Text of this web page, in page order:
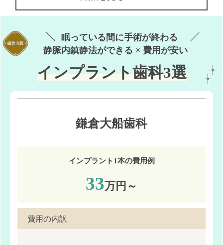
眠っている間に手術が終わる
静脈内鎮静法ができる × 費用が安い
インプラント歯科3選
鎌倉大船歯科
インプラント1本の費用例
33万円～
費用の内訳